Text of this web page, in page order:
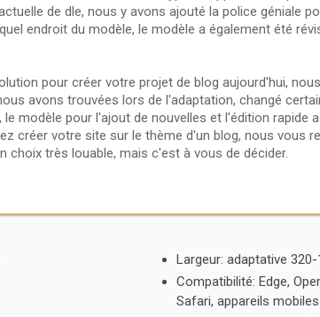
de dle, nous y avons ajouté la police géniale
endroit du modèle, le modèle a également été
pour créer votre projet de blog aujourd'hui,
avons trouvées lors de l'adaptation, changé
modèle pour l'ajout de nouvelles et l'édition rapide
créer votre site sur le thème d'un blog, nous vous
choix très louable, mais c'est à vous de décider.
Largeur: adaptative 320-
Compatibilité: Edge,
Safari, appareils mobiles